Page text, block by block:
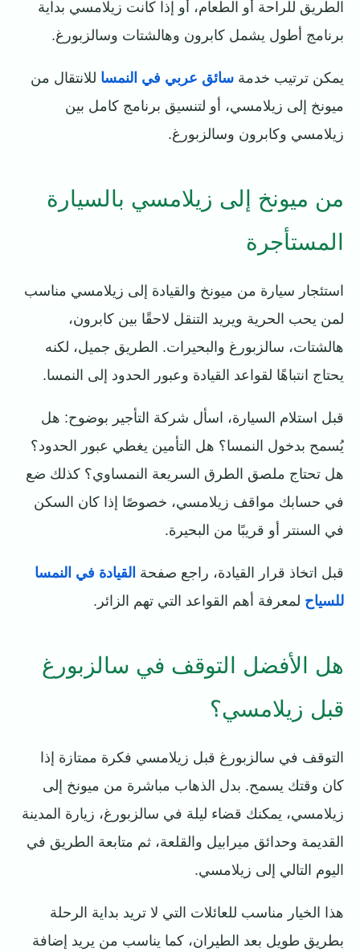
الطريق للراحة أو الطعام، أو إذا كانت زيلامسي بداية
برنامج أطول يشمل كابرون وهالشتات وسالزبورغ.
يمكن ترتيب خدمة سائق عربي في النمسا للانتقال من
ميونخ إلى زيلامسي، أو لتنسيق برنامج كامل بين
زيلامسي وكابرون وسالزبورغ.
من ميونخ إلى زيلامسي بالسيارة
المستأجرة
استئجار سيارة من ميونخ والقيادة إلى زيلامسي مناسب
لمن يحب الحرية ويريد التنقل لاحقًا بين كابرون،
هالشتات، سالزبورغ والبحيرات. الطريق جميل، لكنه
يحتاج انتباهًا لقواعد القيادة وعبور الحدود إلى النمسا.
قبل استلام السيارة، اسأل شركة التأجير بوضوح: هل
يُسمح بدخول النمسا؟ هل التأمين يغطي عبور الحدود؟
هل تحتاج ملصق الطرق السريعة النمساوي؟ كذلك ضع
في حسابك مواقف زيلامسي، خصوصًا إذا كان السكن
في السنتر أو قريبًا من البحيرة.
قبل اتخاذ قرار القيادة، راجع صفحة القيادة في النمسا
للسياح لمعرفة أهم القواعد التي تهم الزائر.
هل الأفضل التوقف في سالزبورغ
قبل زيلامسي؟
التوقف في سالزبورغ قبل زيلامسي فكرة ممتازة إذا
كان وقتك يسمح. بدل الذهاب مباشرة من ميونخ إلى
زيلامسي، يمكنك قضاء ليلة في سالزبورغ، زيارة المدينة
القديمة وحدائق ميرابيل والقلعة، ثم متابعة الطريق في
اليوم التالي إلى زيلامسي.
هذا الخيار مناسب للعائلات التي لا تريد بداية الرحلة
بطريق طويل بعد الطيران، كما يناسب من يريد إضافة